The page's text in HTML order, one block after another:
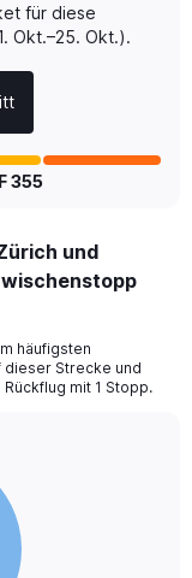
für diese
Okt.–25. Okt.).
355
und
häufigsten
dieser Strecke und
mit 1 Stopp.